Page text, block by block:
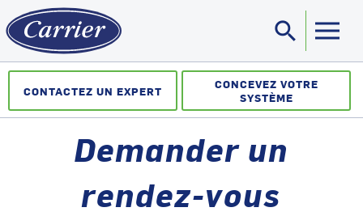
search
CONTACTEZ UN EXPERT
CONCEVEZ VOTRE
SYSTÈME
Demander un
rendez-vous